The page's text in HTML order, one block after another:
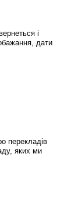
і
дати
перекладів
яких ми